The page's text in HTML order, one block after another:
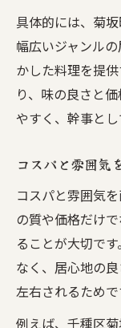
具体的には、菊
幅広いジャンル
かした料理を提
り、味の良さと
やすく、幹事とし
コスパと雰囲気
コスパと雰囲気
の質や価格だけ
ることが大切で
なく、居心地の
左右されるためで
例えば、千種区